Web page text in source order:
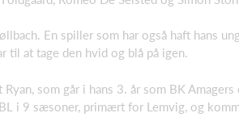
En spiller som har også haft hans
til at tage den hvid og blå på igen.
som går i hans 3. år som BK
i 9 sæsoner, primært for Lemvig, og